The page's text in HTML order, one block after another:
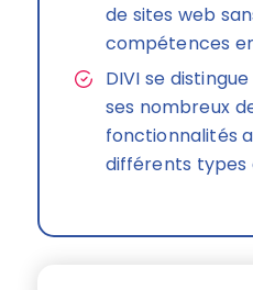
de sites web
compétences
DIVI se
ses nombreux
fonctionnalités
différents types